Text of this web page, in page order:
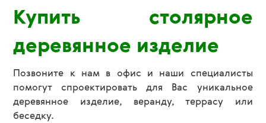
Купить столярное
деревянное изделие
Позвоните к нам в офис и наши специалисты
помогут спроектировать для Вас уникальное
деревянное изделие, веранду, террасу или
беседку.